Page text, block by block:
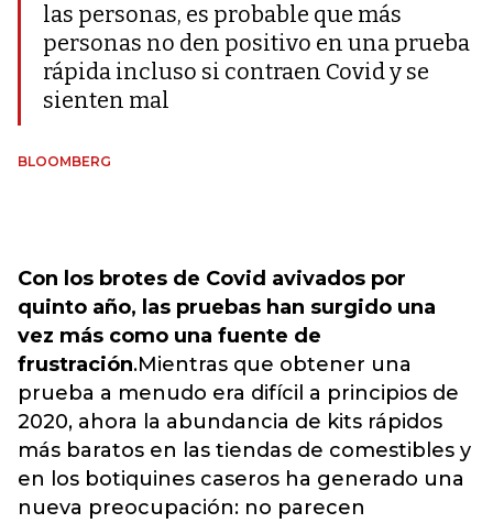
las personas, es probable que más
personas no den positivo en una prueba
rápida incluso si contraen Covid y se
sienten mal
BLOOMBERG
Con los brotes de Covid avivados por
quinto año, las pruebas han surgido una
vez más como una fuente de
frustración.Mientras que obtener una
prueba a menudo era difícil a principios de
2020, ahora la abundancia de kits rápidos
más baratos en las tiendas de comestibles y
en los botiquines caseros ha generado una
nueva preocupación: no parecen